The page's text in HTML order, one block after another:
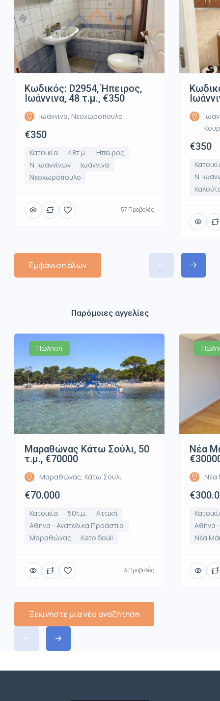
Κωδικός: D2954, Ήπειρος,
Ιωάννινα, 48 τ.μ., €350
Ιωάννινα, Νεοχωρόπουλο
€350
Κατοικία 48τ.μ.
Ηπειρος
Ν. Ιωαννίνων
Ιωάννινα
Νεοχωρόπουλο
57 Προβολές
€350
Ν.
Εμφάνιση όλων
Παρόμοιες αγγελίες
Πώληση
Μαραθώνας Κάτω Σούλι, 50
τ.μ., €70000
Μαραθώνας, Κάτω Σούλι
€70.000
Κατοικία 50τ.μ.
Αττική
Αθήνα - Ανατολικά Προάστια
Μαραθώνας
Kato Souli
3 Προβολές
Νέα
Νέα
Αθήνα
Νέα
Ξεκινήστε μια νέα αναζήτηση